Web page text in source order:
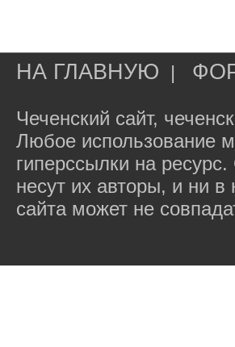
НА ГЛАВНУЮ |
Чеченский сайт,
Любое использование
гиперссылки на
несут их авторы, и ни
сайта может не